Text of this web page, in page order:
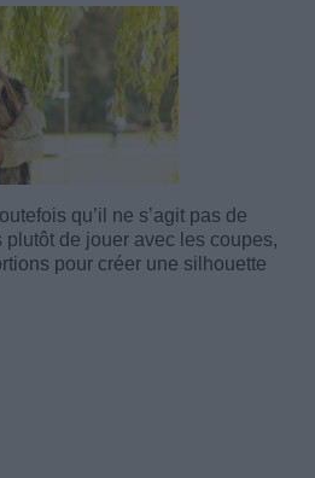
qu’il ne s’agit pas de
plutôt de jouer avec les coupes,
pour créer une silhouette